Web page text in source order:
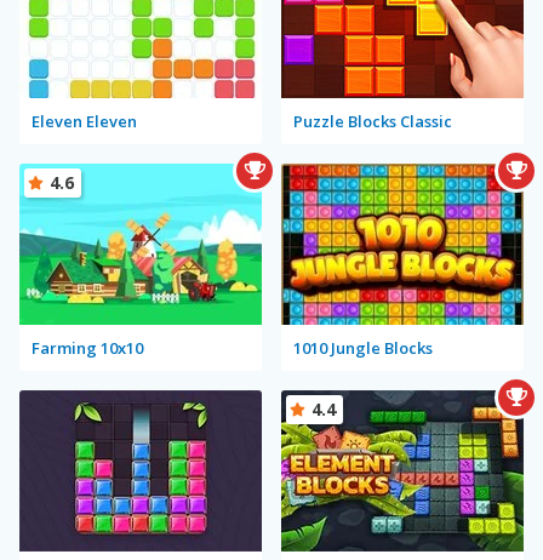
Eleven Eleven Puzzle Blocks Classic
Farming 10x10
4.6
1010 Jungle Blocks
4.4